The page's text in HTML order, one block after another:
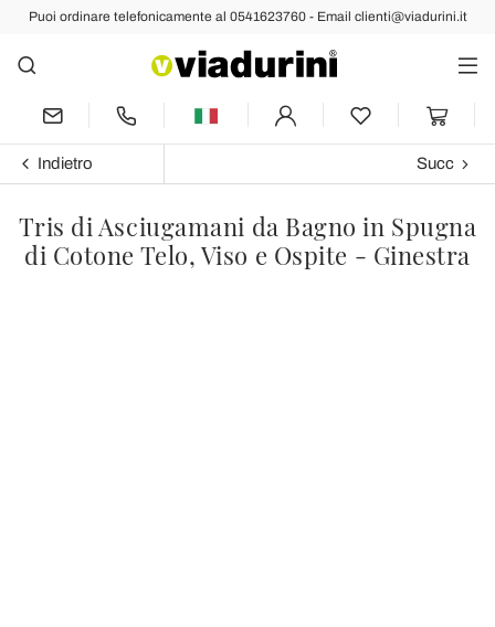
Puoi ordinare telefonicamente al 0541623760 - Email clienti@viadurini.it
Indietro Succ
Tris di Asciugamani da Bagno in Spugna
di Cotone Telo, Viso e Ospite - Ginestra